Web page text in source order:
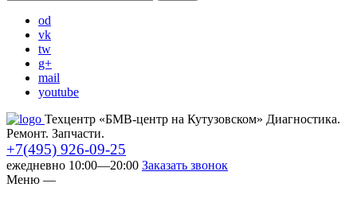
od
vk
tw
g+
mail
youtube
Техцентр «БМВ-центр на Кутузовском» Диагностика.
Ремонт. Запчасти.
+7(495) 926-09-25
ежедневно 10:00—20:00 Заказать звонок
Меню —